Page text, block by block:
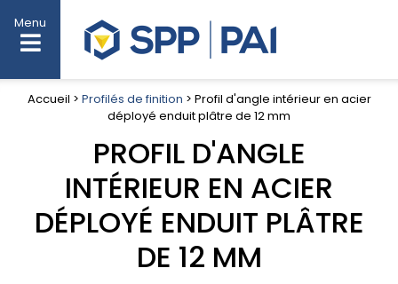
Menu
Accueil > Profilés de finition > Profil d'angle intérieur en acier
déployé enduit plâtre de 12 mm
PROFIL D'ANGLE
INTÉRIEUR EN ACIER
DÉPLOYÉ ENDUIT PLÂTRE
DE 12 MM